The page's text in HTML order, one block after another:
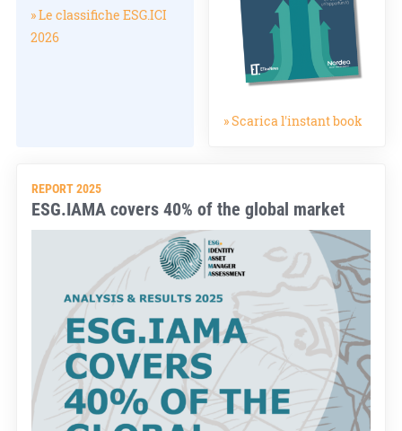
» Le classifiche ESG.ICI
2026
» Scarica l'instant book
REPORT 2025
ESG.IAMA covers 40% of the global market